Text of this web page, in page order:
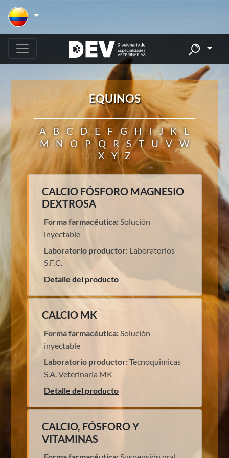
EQUINOS
A B C D E F G H I J K
L
M
N O P Q R S T U V
W
X
Y Z
CALCIO FÓSFORO MAGNESIO
DEXTROSA
Forma farmacéutica: Solución
inyectable
Laboratorio productor: Laboratorios
S.F.C.
Detalle del producto
CALCIO MK
Forma farmacéutica: Solución
inyectable
Laboratorio productor:Tecnoquimicas
S.A. Veterinaria MK
Detalle del producto
CALCIO, FÓSFORO Y
VITAMINAS